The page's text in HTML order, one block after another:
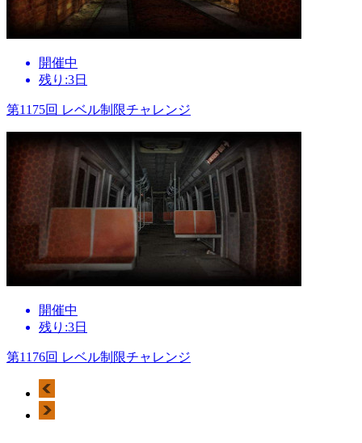
開催中
残り:3日
第1175回 レベル制限チャレンジ
開催中
残り:3日
第1176回 レベル制限チャレンジ